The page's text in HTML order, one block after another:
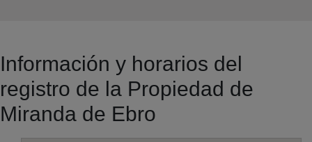
Información y horarios del
registro de la Propiedad de
Miranda de Ebro